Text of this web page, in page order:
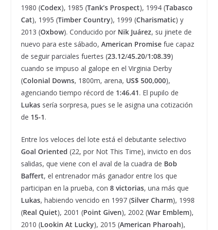
1980 (Codex), 1985 (Tank’s Prospect), 1994 (Tabasco
Cat), 1995 (Timber Country), 1999 (Charismatic) y
2013 (Oxbow). Conducido por Nik Juárez, su jinete de
nuevo para este sábado, American Promisefue capaz
de seguir parciales fuertes (23.12/45.20/1:08.39)
cuando se impuso al galope en el Virginia Derby
(Colonial Downs, 1800m, arena, US$ 500,000),
agenciando tiempo récord de 1:46.41. El pupilo de
Lukassería sorpresa, pues se le asigna una cotización
de 15-1.
Entre los veloces del lote está el debutante selectivo
Goal Oriented (22, por Not This Time), invicto en dos
salidas, que viene con el aval de la cuadra de Bob
Baffert, el entrenador más ganador entre los que
participan en la prueba, con 8 victorias, una más que
Lukas, habiendo vencido en 1997 (Silver Charm), 1998
(Real Quiet), 2001 (Point Given), 2002 (War Emblem),
2010 (Lookin At Lucky), 2015 (American Pharoah),